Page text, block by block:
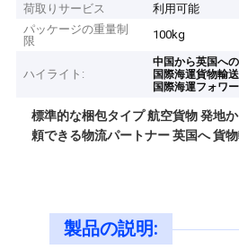
荷取りサービス
利用可能
パッケージの重量制
限
100kg
ハイライト:
中国から英国へ
国際海運貨物輸
国際海運フォワ
標準的な梱包タイプ 航空貨物 発地
頼できる物流パートナー 英国へ 貨
製品の説明: